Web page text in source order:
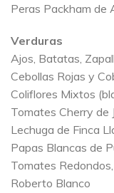
Peras Packham de
Verduras
Ajos, Batatas,
Cebollas Rojas y
Coliflores Mixtos
Tomates Cherry de
Lechuga de Finca
Papas Blancas de
Tomates
Roberto Blanco